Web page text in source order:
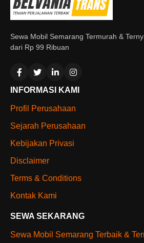
Sewa Mobil Semarang Termurah &
dari Rp 99 Ribuan
INFORMASI KAMI
Profil Perusahaan
Sejarah Perusahaan
Kebijakan Privasi
Disclaimer
Terms & Conditions
Kontak Kami
SEWA SEKARANG
Sewa Mobil Semarang Terbaik &